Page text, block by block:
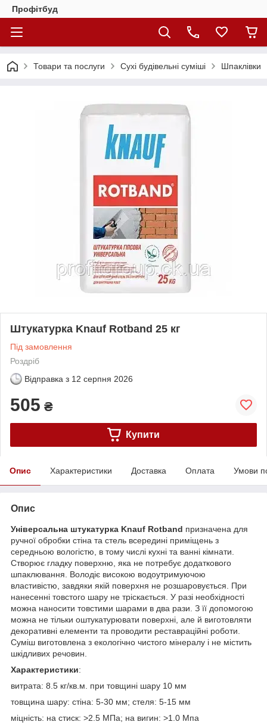
Профітбуд
Товари та послуги Сухі будівельні суміші Шпаклівки
Штукатурка Knauf Rotband 25 кг
Під замовлення
Роздріб
Відправка з 12 серпня 2026
505 ₴
Купити
Опис Характеристики Доставка Оплата Умови
Опис
Універсальна штукатурка Knauf Rotband призначена для
ручної обробки стіна та стель всередині приміщень з
середньою вологістю, в тому числі кухні та ванні кімнати.
Створює гладку поверхню, яка не потребує додаткового
шпаклювання. Володіє високою водоутримуючою
властивістю, завдяки якій поверхня не розшаровується. При
нанесенні товстого шару не тріскається. У разі необхідності
можна наносити товстими шарами в два рази. З її допомогою
можна не тільки оштукатурювати поверхні, але й виготовляти
декоративні елементи та проводити реставраційні роботи.
Суміш виготовлена з екологічно чистого мінералу і не містить
шкідливих речовин.
Характеристики:
витрата: 8.5 кг/кв.м. при товщині шару 10 мм
товщина шару: стіна: 5-30 мм; стеля: 5-15 мм
міцність: на стиск: >2.5 МПа; на вигин: >1.0 Мпа